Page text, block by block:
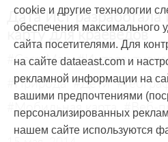
Дата Ист разработала
карту для краеведов
#CarryMap
#Природа #Дети
#Мобильная карта #Веб-
cookie и другие технологии
обеспечения максимального
сайта посетителями. Для
на сайте dataeast.com и
рекламной информации на
вашими предпочтениями
персонализированных
нашем сайте используются